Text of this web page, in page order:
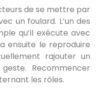
de se mettre par
un foulard. L’un des
qu’il exécute avec
ensuite le reproduire
rajouter un
Recommencer
les rôles.